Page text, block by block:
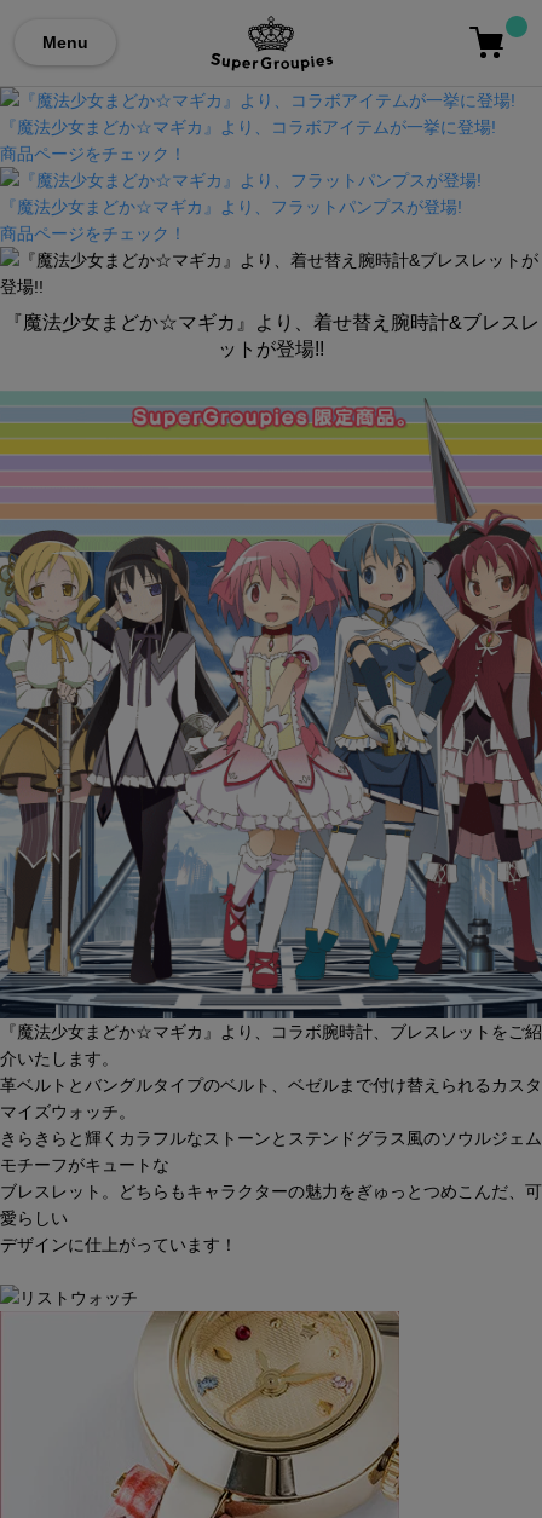
Menu
『魔法少女まどか☆マギカ』より、コラボアイテムが一挙に登場!
商品ページをチェック！
『魔法少女まどか☆マギカ』より、フラットパンプスが登場!
商品ページをチェック！
『魔法少女まどか☆マギカ』より、着せ替え腕時計&ブレスレ
ットが登場!!
『魔法少女まどか☆マギカ』より、コラボ腕時計、ブレスレットをご紹
介いたします。
革ベルトとバングルタイプのベルト、ベゼルまで付け替えられるカスタ
マイズウォッチ。
きらきらと輝くカラフルなストーンとステンドグラス風のソウルジェム
モチーフがキュートな
ブレスレット。どちらもキャラクターの魅力をぎゅっとつめこんだ、可
愛らしい
デザインに仕上がっています！